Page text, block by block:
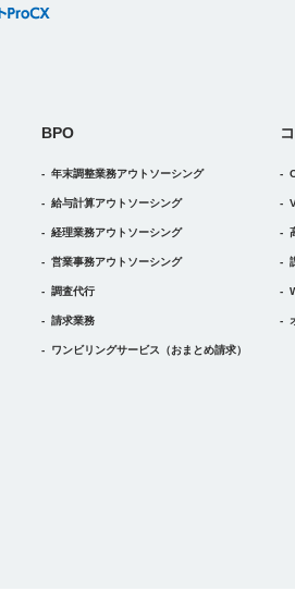
BPO
年末調整業務アウトソーシング
給与計算アウトソーシング
経理業務アウトソーシング
営業事務アウトソーシング
調査代行
請求業務
ワンビリングサービス （おまとめ請求）